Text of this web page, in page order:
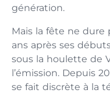
génération.
Mais la fête ne
ans après ses
sous la houlette de
l’émission. Depuis
se fait discrète à la